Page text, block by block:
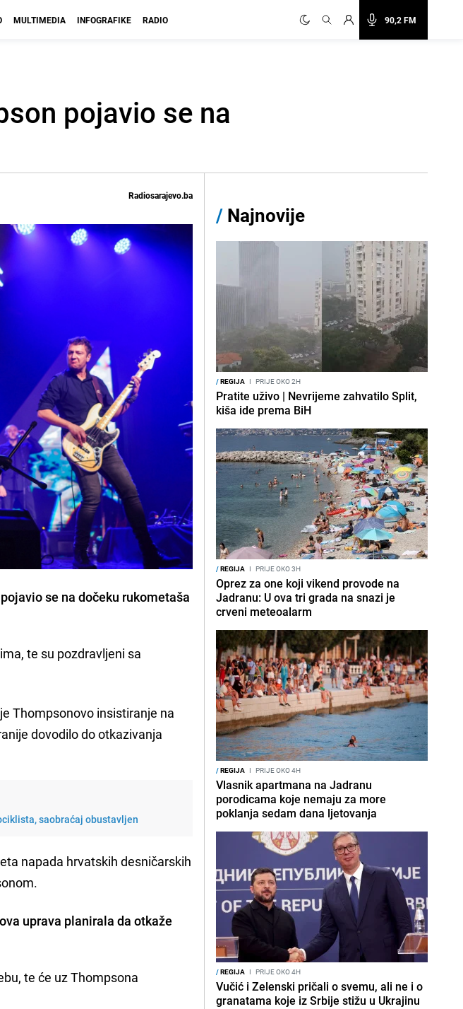
90,2 FM
MULTIMEDIA INFOGRAFIKE RADIO
pojavio se na
Radiosarajevo.ba
se na dočeku rukometaša
te su pozdravljeni sa
Thompsonovo insistiranje na
dovodilo do otkazivanja
saobraćaj obustavljen
napada hrvatskih desničarskih
uprava planirala da otkaže
te će uz Thompsona
/ Najnovije
/REGIJA I PRIJE OKO 2H
Pratite uživo | Nevrijeme zahvatilo Split,
kiša ide prema BiH
/REGIJA I PRIJE OKO 3H
Oprez za one koji vikend provode na
Jadranu: U ova tri grada na snazi je
crveni meteoalarm
/REGIJA I PRIJE OKO 4H
Vlasnik apartmana na Jadranu
porodicama koje nemaju za more
poklanja sedam dana ljetovanja
/REGIJA I PRIJE OKO 4H
Vučić i Zelenski pričali o svemu, ali ne i o
granatama koje iz Srbije stižu u Ukrajinu